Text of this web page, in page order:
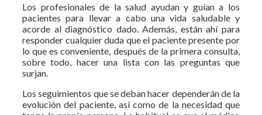
Los profesionales de la salud ayudan y guían a los
pacientes para llevar a cabo una vida saludable y
acorde al diagnóstico dado. Además, están ahí para
responder cualquier duda que el paciente presente por
lo que es conveniente, después de la primera consulta,
sobre todo, hacer una lista con las preguntas que
surjan.
Los seguimientos que se deban hacer dependerán de la
evolución del paciente, así como de la necesidad que